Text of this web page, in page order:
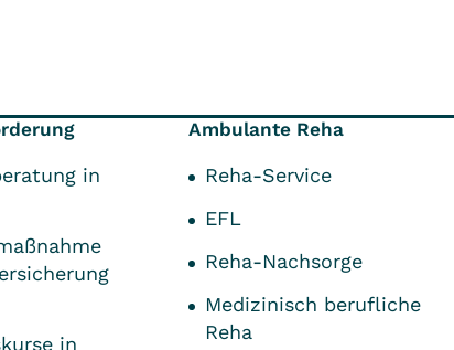
in
in
Ambulante Reha
Reha-Service
EFL
Reha-Nachsorge
Medizinisch berufliche
Reha